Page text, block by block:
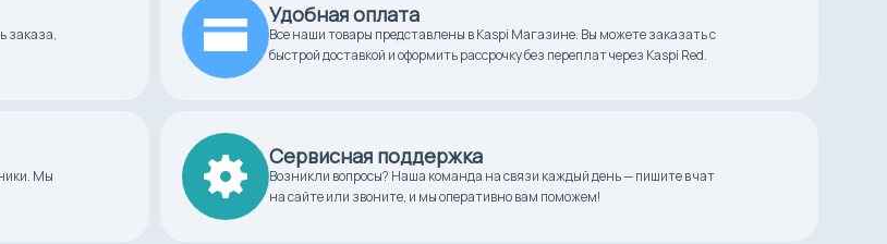
заказа,
Удобная оплата
Все наши товары представлены в Kaspi Магазине. Вы можете заказать с
быстрой доставкой и оформить рассрочку без переплат через Kaspi Red.
Мы
Сервисная поддержка
Возникли вопросы? Наша команда на связи каждый день — пишите в чат
на сайте или звоните, и мы оперативно вам поможем!